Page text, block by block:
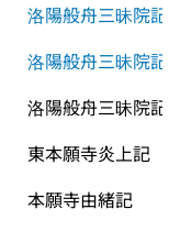
洛陽般舟三昧院記
洛陽般舟三昧院記
洛陽般舟三昧院記
東本願寺炎上記
本願寺由緒記